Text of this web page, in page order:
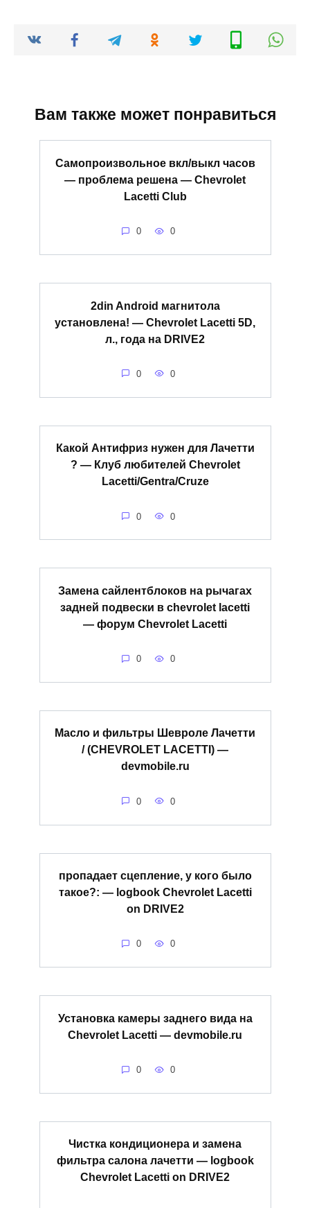
Вам также может понравиться
Самопроизвольное вкл/выкл часов
— проблема решена — Chevrolet
Lacetti Club
0 0
2din Android магнитола
установлена! — Chevrolet Lacetti 5D,
л., года на DRIVE2
0 0
Какой Антифриз нужен для Лачетти
? — Клуб любителей Chevrolet
Lacetti/Gentra/Cruze
0 0
Замена сайлентблоков на рычагах
задней подвески в chevrolet lacetti
— форум Chevrolet Lacetti
0 0
Масло и фильтры Шевроле Лачетти
/ (CHEVROLET LACETTI) —
devmobile.ru
0 0
пропадает сцепление, у кого было
такое?: — logbook Chevrolet Lacetti
on DRIVE2
0 0
Установка камеры заднего вида на
Chevrolet Lacetti — devmobile.ru
0 0
Чистка кондиционера и замена
фильтра салона лачетти — logbook
Chevrolet Lacetti on DRIVE2